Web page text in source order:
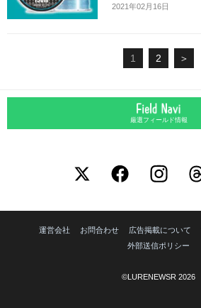
2021年02月16日
1 2 ＞
厳選フィールド情報
運営会社 お問合わせ 広告掲載について
外部送信ポリシー
©LURENEWSR 2026